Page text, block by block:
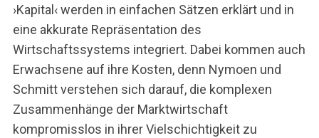
›Kapital‹ werden in einfachen Sätzen erklärt und in
eine akkurate Repräsentation des
Wirtschaftssystems integriert. Dabei kommen auch
Erwachsene auf ihre Kosten, denn Nymoen und
Schmitt verstehen sich darauf, die komplexen
Zusammenhänge der Marktwirtschaft
kompromisslos in ihrer Vielschichtigkeit zu